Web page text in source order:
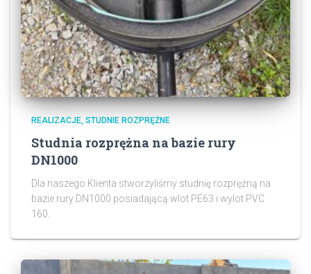
REALIZACJE STUDNIE ROZPRĘŻNE
Studnia rozprężna na bazie rury
DN1000
Dla naszego Klienta stworzyliśmy studnię rozprężną na
bazie rury DN1000 posiadającą wlot PE63 i wylot PVC
160.